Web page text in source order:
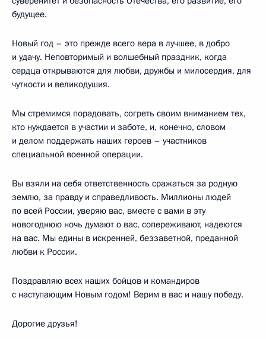
будущее.
Новый год – это прежде всего вера в лучшее, в добро
и удачу. Неповторимый и волшебный праздник, когда
сердца открываются для любви, дружбы и милосердия, для
чуткости и великодушия.
Мы стремимся порадовать, согреть своим вниманием тех,
кто нуждается в участии и заботе, и, конечно, словом
и делом поддержать наших героев – участников
специальной военной операции.
Вы взяли на себя ответственность сражаться за родную
землю, за правду и справедливость. Миллионы людей
по всей России, уверяю вас, вместе с вами в эту
новогоднюю ночь думают о вас, сопереживают, надеются
на вас. Мы едины в искренней, беззаветной, преданной
любви к России.
Поздравляю всех наших бойцов и командиров
с наступающим Новым годом! Верим в вас и нашу победу.
Дорогие друзья!